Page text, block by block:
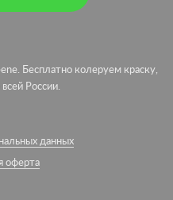
Бесплатно колеруем краску,
России.
данных
оферта